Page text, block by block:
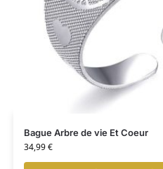
Bague Arbre de vie Et Coeur
34,99€